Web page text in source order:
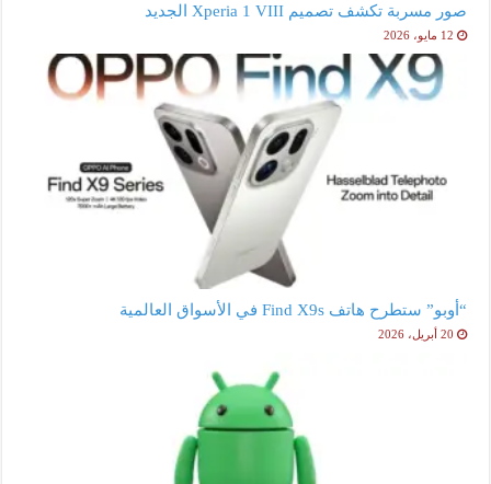
صور مسربة تكشف تصميم Xperia 1 VIII الجديد
12 مايو، 2026
“أوبو” ستطرح هاتف Find X9s في الأسواق العالمية
20 أبريل، 2026